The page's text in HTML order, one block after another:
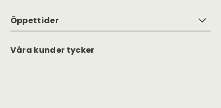
Öppettider
Våra kunder tycker